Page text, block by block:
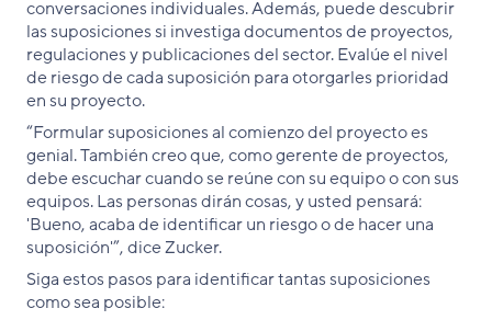
conversaciones individuales. Además, puede descubrir
las suposiciones si investiga documentos de proyectos,
regulaciones y publicaciones del sector. Evalúe el nivel
de riesgo de cada suposición para otorgarles prioridad
en su proyecto.
“Formular suposiciones al comienzo del proyecto es
genial. También creo que, como gerente de proyectos,
debe escuchar cuando se reúne con su equipo o con sus
equipos. Las personas dirán cosas, y usted pensará:
'Bueno, acaba de identificar un riesgo o de hacer una
suposición'”, dice Zucker.
Siga estos pasos para identificar tantas suposiciones
como sea posible: